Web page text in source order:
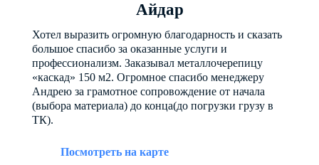
Айдар
Хотел выразить огромную благодарность и сказать
большое спасибо за оказанные услуги и
профессионализм. Заказывал металлочерепицу
«каскад» 150 м2. Огромное спасибо менеджеру
Андрею за грамотное сопровождение от начала
(выбора материала) до конца(до погрузки грузу в
ТК).
Посмотреть на карте